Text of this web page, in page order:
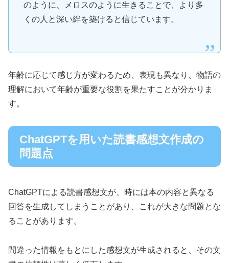
のように、メロスのように生きることで、より多
くの人と深い絆を築けると信じています。
年齢に応じて感じ方が変わるため、表現も異なり、物語の
理解において年齢が重要な役割を果たすことが分かりま
す。
ChatGPTを用いた読書感想文作成の
問題点
ChatGPTによる読書感想文が、時には本の内容と異なる
回答を生成してしまうことがあり、これが大きな問題とな
ることがあります。
間違った情報をもとにした感想文が生成されると、その文